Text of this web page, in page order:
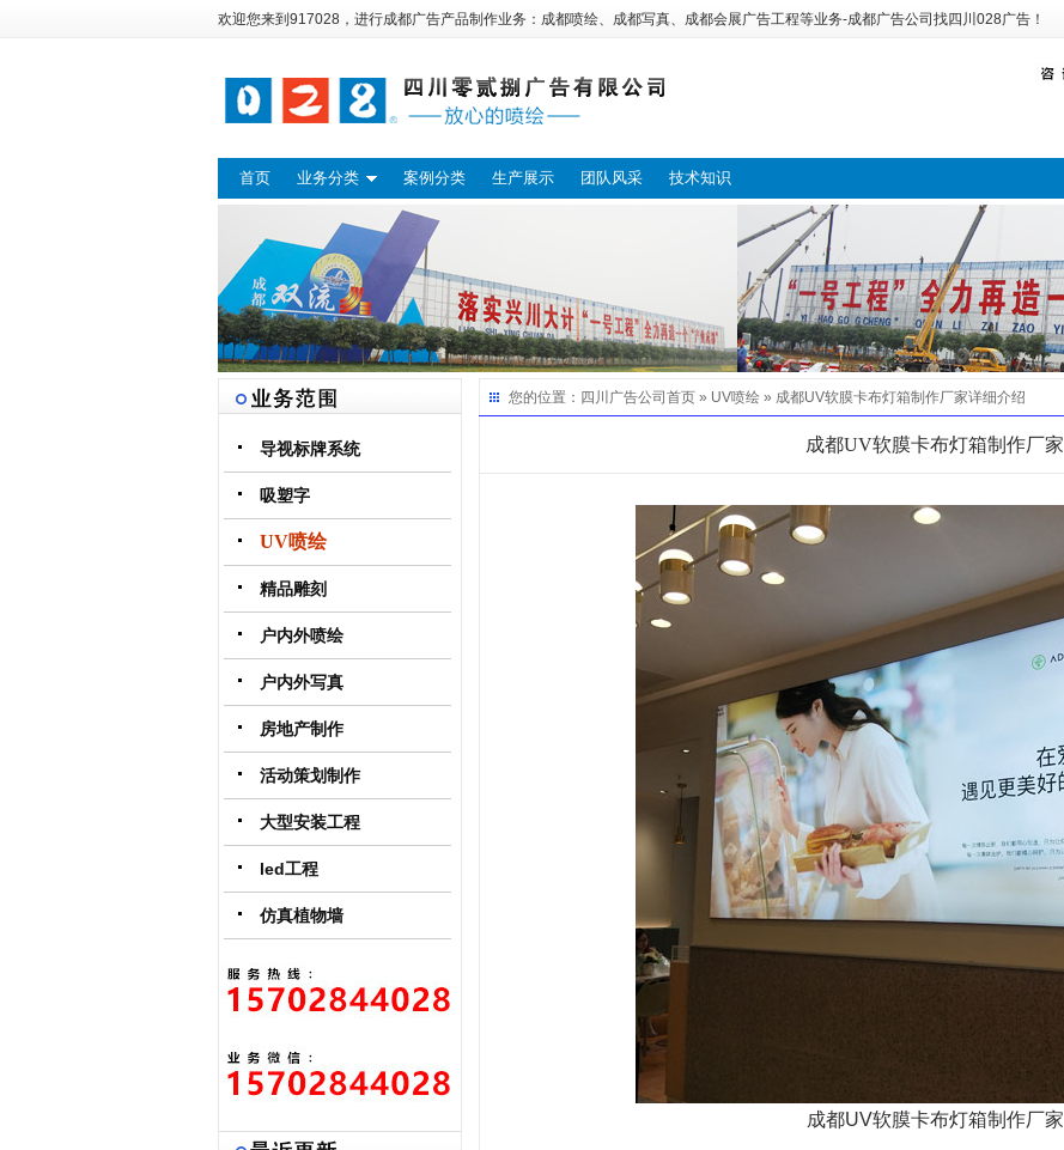
欢迎您来到917028，进行成都广告产品制作业务： 成都喷绘、 成都写真、 成都会展广告工程等业务-成都广告公司 找四川028广告 ！
首页 业务分类 案例分类 生产展示 团队风采 技术知识
导视标牌系统
吸塑字
UV喷绘
精品雕刻
户内外喷绘
户内外写真
房地产制作
活动策划制作
大型安装工程
led工程
仿真植物墙
您的位置： 四川广告公司 首页 » UV喷绘 » 成都UV软膜卡布灯箱制作厂家详细介绍
成都UV软膜卡布灯箱制作厂家
成都UV软膜卡布灯箱制作厂家